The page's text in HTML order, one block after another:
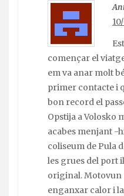
començar el
em va anar molt
primer contacte i
bon record el
Opstija a Volosko
acabes menjant -
coliseum de Pula
les grues del port
original. Motovun
enganxar calor i